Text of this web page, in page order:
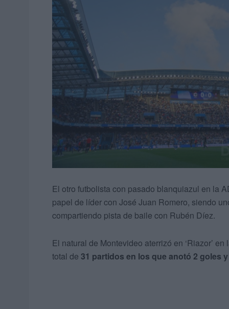
El otro futbolista con pasado blanquiazul en la
papel de líder con José Juan Romero, siendo
compartiendo pista de baile con Rubén Díez.
El natural de Montevideo aterrizó en ‘Riazor’
total de 31 partidos en los que anotó 2 goles